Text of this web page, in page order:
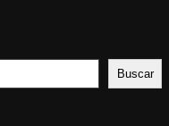
Buscar